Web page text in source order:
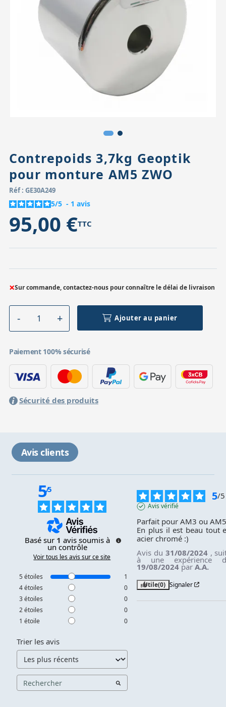
Accessoires pour montures
Têtes
Pièces détachées
Contrepoids 3,7kg Geoptik
pour monture AM5 ZWO
Réf : GE30A249
5/5 - 1 avis
95,00 €TTC
×Sur commande, contactez-nous pour connaître le délai de livraison
Ajouter au panier
Paiement 100% sécurisé
Sécurité des produits
Avis clients
5/5
Basé sur 1 avis soumis à
un contrôle
Voir tous les avis sur ce site
5étoiles
1
4étoiles
0
3étoiles
0
2étoiles
0
1 étoile 0
Trier les avis
5/5
Avis vérifié
Parfait pour AM3 ou
En plus il est beau tout
acier chromé :)
Avis du 31/08/2024 ,
à une expérience
19/08/2024 parA.A.
Utile(0) Signaler